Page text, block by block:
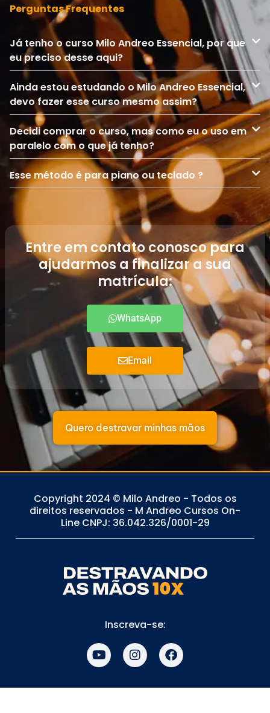
Perguntas Frequentes
Já tenho o curso Milo Andreo Essencial, por que
eu preciso desse aqui?
Ainda estou estudando o Milo Andreo Essencial,
devo fazer esse curso mesmo assim?
Decidi comprar o curso, mas como eu o uso em
paralelo com o que já tenho?
Esse método é para piano ou teclado ?
Entre em contato conosco para
ajudarmos a finalizar a sua
matrícula:
WhatsApp
Email
Quero destravar minhas mãos
Copyright 2024 © Milo Andreo - Todos os
direitos reservados - M Andreo Cursos On-
Line CNPJ: 36.042.326/0001-29
Inscreva-se:
Y
o
t
I
n
t
F
a
e